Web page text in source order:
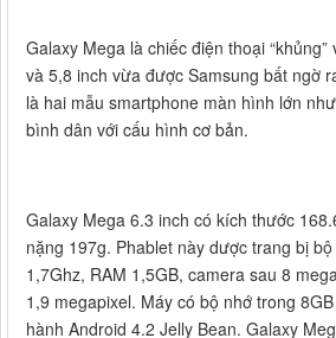
Galaxy Mega là chiếc điện thoại
và 5,8 inch vừa được Samsung bất ngờ
là hai mẫu smartphone màn hình lớn
bình dân với cấu hình cơ bản.
Galaxy Mega 6.3 inch có kích thước
nặng 197g. Phablet này dược trang bị
1,7Ghz, RAM 1,5GB, camera sau 8
1,9 megapixel. Máy có bộ nhớ trong
hành Android 4.2 Jelly Bean. Galaxy